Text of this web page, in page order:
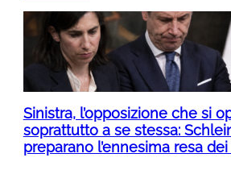
Sinistra, l’opposizione che si
soprattutto a se stessa:
preparano l’ennesima resa